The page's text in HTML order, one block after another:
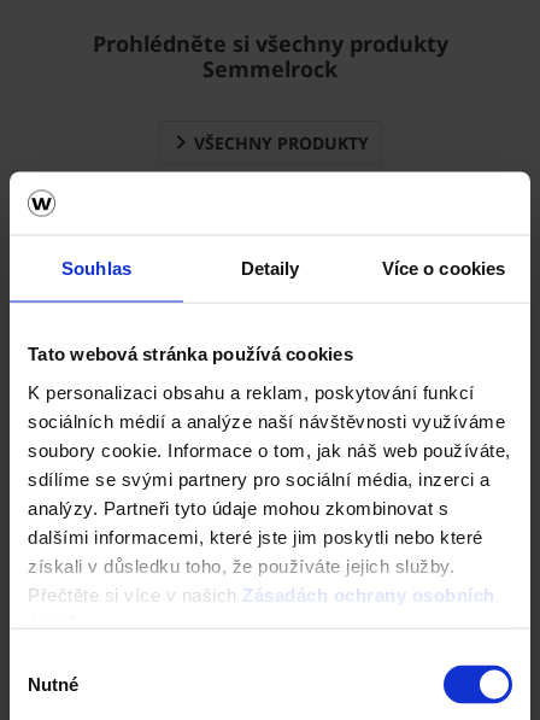
Souhlas Detaily Více o cookies
Tato webová stránka používá cookies
K personalizaci obsahu a reklam, poskytování funkcí
sociálních médií a analýze naší návštěvnosti využíváme
soubory cookie. Informace o tom, jak náš web používáte,
sdílíme se svými partnery pro sociální média, inzerci a
analýzy. Partneři tyto údaje mohou zkombinovat s
dalšími informacemi, které jste jim poskytli nebo které
získali v důsledku toho, že používáte jejich služby.
Přečtěte si více v našich Zásadách ochrany osobních
souhlasu
Nutné
Prohlédněte si všechny produkty
Semmelrock
VŠECHNY PRODUKTY
vysněný domov
Služby